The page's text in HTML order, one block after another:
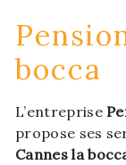
bocca
L’entreprise
propose ses
Cannes la